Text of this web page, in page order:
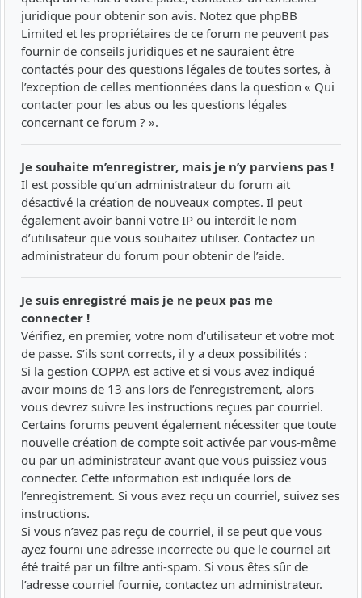
juridique pour obtenir son avis. Notez que phpBB
Limited et les propriétaires de ce forum ne peuvent pas
fournir de conseils juridiques et ne sauraient être
contactés pour des questions légales de toutes sortes, à
l’exception de celles mentionnées dans la question « Qui
contacter pour les abus ou les questions légales
concernant ce forum ? ».
Je souhaite m’enregistrer, mais je n’y parviens pas !
Il est possible qu’un administrateur du forum ait
désactivé la création de nouveaux comptes. Il peut
également avoir banni votre IP ou interdit le nom
d’utilisateur que vous souhaitez utiliser. Contactez un
administrateur du forum pour obtenir de l’aide.
Je suis enregistré mais je ne peux pas me
connecter !
Vérifiez, en premier, votre nom d’utilisateur et votre mot
de passe. S’ils sont corrects, il y a deux possibilités :
Si la gestion COPPA est active et si vous avez indiqué
avoir moins de 13 ans lors de l’enregistrement, alors
vous devrez suivre les instructions reçues par courriel.
Certains forums peuvent également nécessiter que toute
nouvelle création de compte soit activée par vous-même
ou par un administrateur avant que vous puissiez vous
connecter. Cette information est indiquée lors de
l’enregistrement. Si vous avez reçu un courriel, suivez ses
instructions.
Si vous n’avez pas reçu de courriel, il se peut que vous
ayez fourni une adresse incorrecte ou que le courriel ait
été traité par un filtre anti-spam. Si vous êtes sûr de
l’adresse courriel fournie, contactez un administrateur.